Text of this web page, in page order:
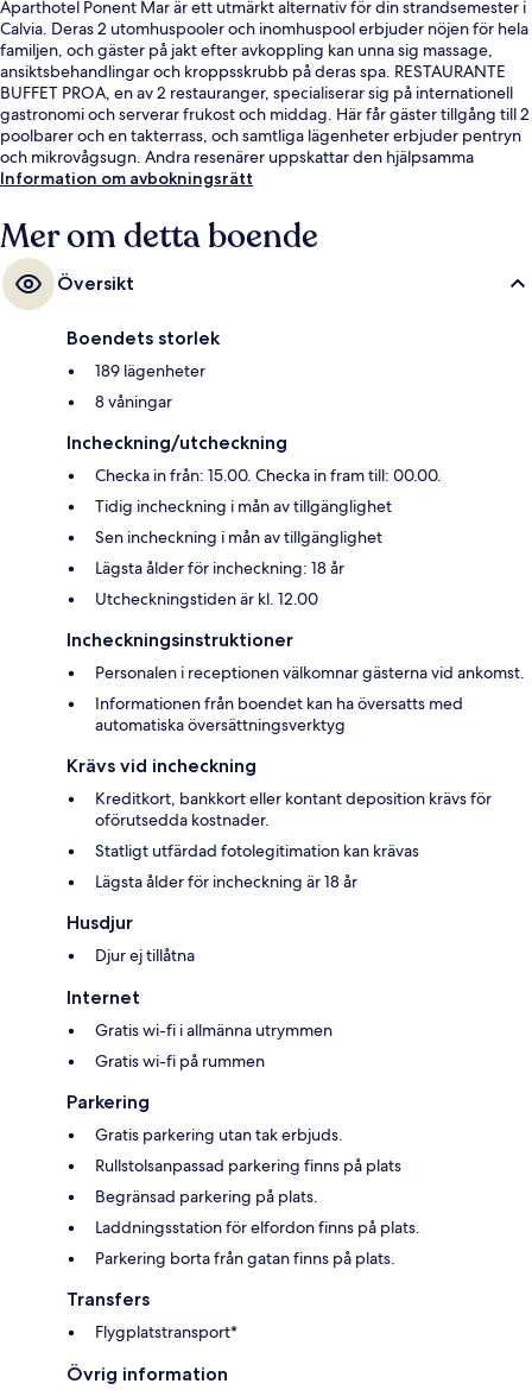
Aparthotel Ponent Mar är ett utmärkt alternativ för din strandsemester i
Calvia. Deras 2 utomhuspooler och inomhuspool erbjuder nöjen för hela
familjen, och gäster på jakt efter avkoppling kan unna sig massage,
ansiktsbehandlingar och kroppsskrubb på deras spa. RESTAURANTE
BUFFET PROA, en av 2 restauranger, specialiserar sig på internationell
gastronomi och serverar frukost och middag. Här får gäster tillgång till 2
poolbarer och en takterrass, och samtliga lägenheter erbjuder pentryn
och mikrovågsugn. Andra resenärer uppskattar den hjälpsamma
personalen och den generella standarden.
Information om avbokningsrätt
Mer om detta boende
Översikt
Boendets storlek
189 lägenheter
8 våningar
Incheckning/utcheckning
Checka in från: 15.00. Checka in fram till: 00.00.
Tidig incheckning i mån av tillgänglighet
Sen incheckning i mån av tillgänglighet
Lägsta ålder för incheckning: 18 år
Utcheckningstiden är kl. 12.00
Incheckningsinstruktioner
Personalen i receptionen välkomnar gästerna vid ankomst.
Informationen från boendet kan ha översatts med
automatiska översättningsverktyg
Krävs vid incheckning
Kreditkort, bankkort eller kontant deposition krävs för
oförutsedda kostnader.
Statligt utfärdad fotolegitimation kan krävas
Lägsta ålder för incheckning är 18 år
Husdjur
Djur ej tillåtna
Internet
Gratis wi-fi i allmänna utrymmen
Gratis wi-fi på rummen
Parkering
Gratis parkering utan tak erbjuds.
Rullstolsanpassad parkering finns på plats
Begränsad parkering på plats.
Laddningsstation för elfordon finns på plats.
Parkering borta från gatan finns på plats.
Transfers
Flygplatstransport*
Övrig information